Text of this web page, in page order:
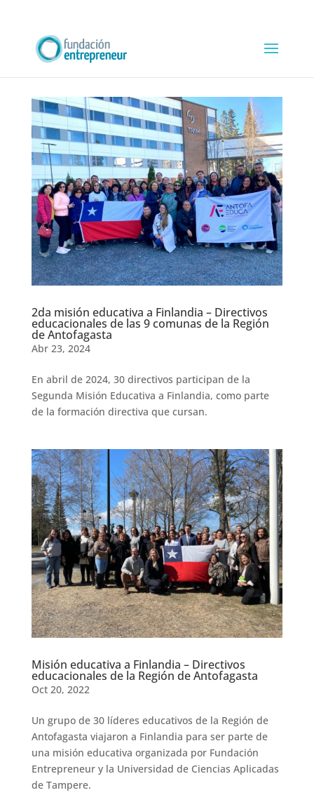
2da misión educativa a Finlandia – Directivos
educacionales de las 9 comunas de la Región
de Antofagasta
Abr 23, 2024
En abril de 2024, 30 directivos participan de la
Segunda Misión Educativa a Finlandia, como parte
de la formación directiva que cursan.
Misión educativa a Finlandia – Directivos
educacionales de la Región de Antofagasta
Oct 20, 2022
Un grupo de 30 líderes educativos de la Región de
Antofagasta viajaron a Finlandia para ser parte de
una misión educativa organizada por Fundación
Entrepreneur y la Universidad de Ciencias Aplicadas
de Tampere.